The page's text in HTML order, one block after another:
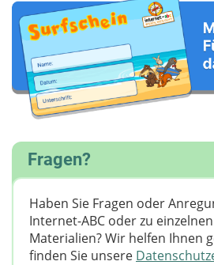
Fragen?
Haben Sie Fragen oder
Internet-ABC oder zu
Materialien? Wir helfen Ihnen
finden Sie unsere